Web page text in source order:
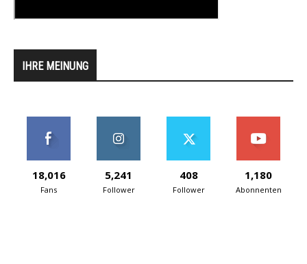
IHRE MEINUNG
18,016
Fans
5,241
Follower
408
Follower
1,180
Abonnenten